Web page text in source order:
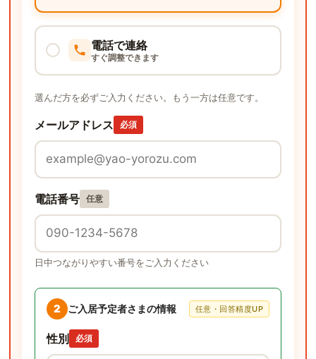
電話で連絡
すぐ調整できます
選んだ方を必ずご入力ください。もう一方は任意です。
メールアドレス 必須
電話番号 任意
日中つながりやすい番号をご入力ください
2 ご入居予定者さまの情報 任意・回答精度UP
性別 必須